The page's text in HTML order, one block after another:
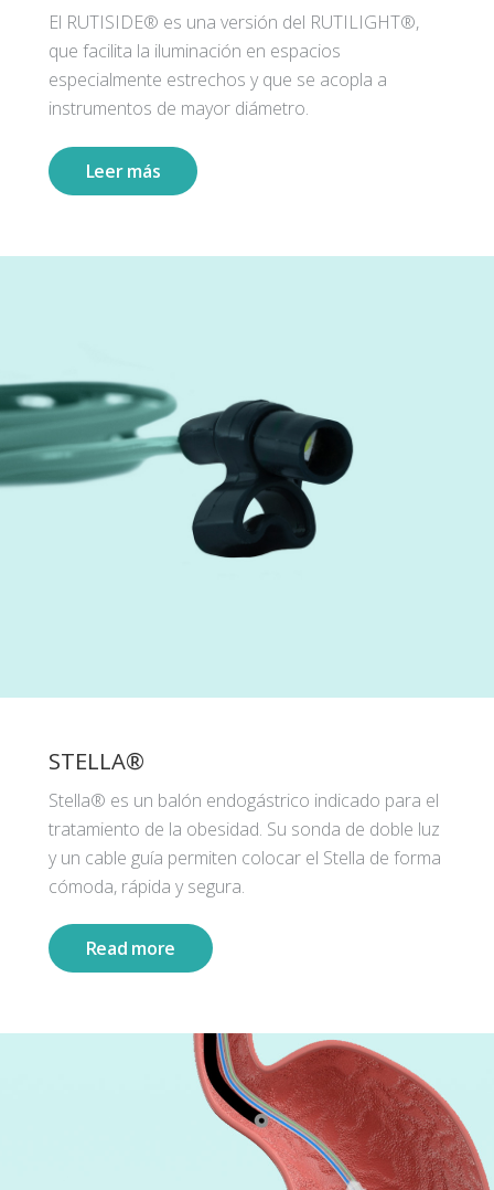
El RUTISIDE® es una versión del RUTILIGHT®,
que facilita la iluminación en espacios
especialmente estrechos y que se acopla a
instrumentos de mayor diámetro.
Leer más
STELLA®
Stella® es un balón endogástrico indicado para el
tratamiento de la obesidad. Su sonda de doble luz
y un cable guía permiten colocar el Stella de forma
cómoda, rápida y segura.
Read more